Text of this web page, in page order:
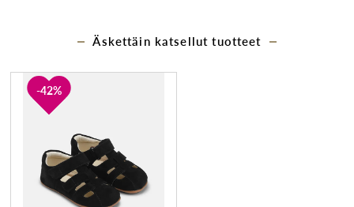
Äskettäin katsellut tuotteet
42%